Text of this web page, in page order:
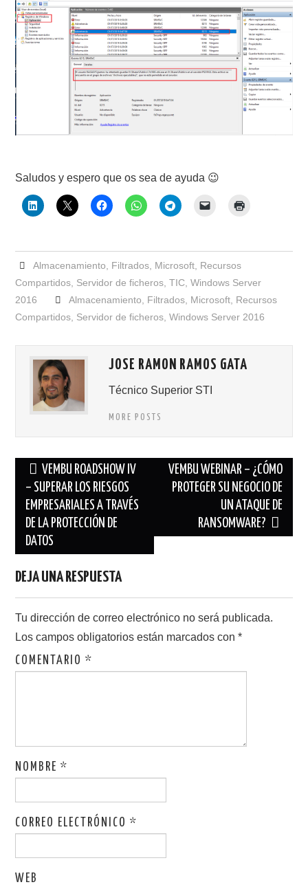
Saludos y espero que os sea de ayuda 😉
Almacenamiento Filtrados, Microsoft, Recursos
Compartidos Servidor de ficheros ,TIC ,Windows Server
2016
Almacenamiento Filtrados, Microsoft, Recursos
Compartidos Servidor de ficheros ,Windows Server 2016
JOSE RAMON RAMOS GATA
Técnico Superior STI
MORE POSTS
Navegación
de
entradas
VEMBU ROADSHOW IV
– SUPERAR LOS RIESGOS
EMPRESARIALES A TRAVÉS
DE LA PROTECCIÓN DE
DATOS
VEMBU WEBINAR – ¿CÓMO
PROTEGER SU NEGOCIO DE
UN ATAQUE DE
RANSOMWARE?
DEJA UNA RESPUESTA
Tu dirección de correo electrónico no será publicada.
Los campos obligatorios están marcados con*
COMENTARIO*
NOMBRE*
CORREO ELECTRÓNICO*
WEB